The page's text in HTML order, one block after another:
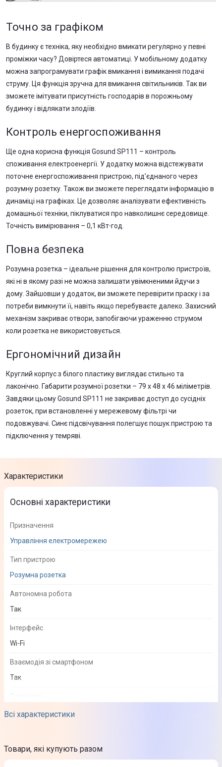
Точно за графіком
В будинку є техніка, яку необхідно вмикати регулярно у певні
проміжки часу? Довіртеся автоматиці. У мобільному додатку
можна запрограмувати графік вмикання і вимикання подачі
струму. Ця функція зручна для вмикання світильників. Так ви
зможете імітувати присутність господарів в порожньому
будинку і відлякати злодіїв.
Контроль енергоспоживання
Ще одна корисна функція Gosund SP111 – контроль
споживання електроенергії. У додатку можна відстежувати
поточне енергоспоживання пристрою, під’єднаного через
розумну розетку. Також ви зможете переглядати інформацію в
динаміці на графіках. Це дозволяє аналізувати ефективність
домашньої техніки, піклуватися про навколишнє середовище.
Точність вимірювання – 0,1 кВт⋅год.
Повна безпека
Розумна розетка – ідеальне рішення для контролю пристроїв,
які ні в якому разі не можна залишати увімкненими йдучи з
дому. Зайшовши у додаток, ви зможете перевірити праску і за
потреби вимкнути її, навіть якщо перебуваєте далеко. Захисний
механізм закриває отвори, запобігаючи ураженню струмом
коли розетка не використовується.
Ергономічний дизайн
Круглий корпус з білого пластику виглядає стильно та
лаконічно. Габарити розумної розетки – 79 х 48 х 46 міліметрів.
Завдяки цьому Gosund SP111 не закриває доступ до сусідніх
розеток, при встановленні у мережевому фільтрі чи
подовжувачі. Синє підсвічування полегшує пошук пристрою та
підключення у темряві.
Характеристики
Всі характеристики
Основні характеристики
Призначення
Управління електромережею
Тип пристрою
Розумна розетка
Автономна робота
Так
Інтерфейс
Wi-Fi
Взаємодія зі смартфоном
Так
Android, iOS
Ні
Товари, які купують разом